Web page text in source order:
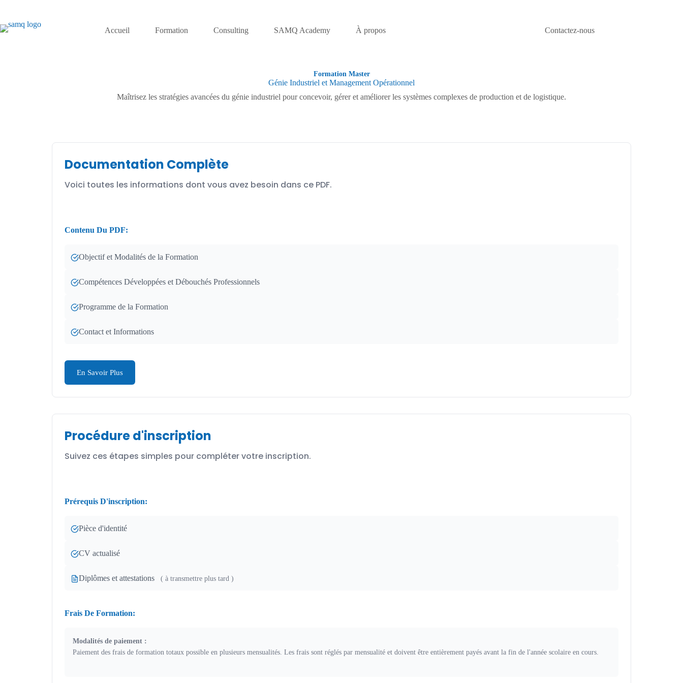
Accueil Formation Consulting SAMQ Academy À propos Contactez-nous
Formation Master
Génie Industriel et Management Opérationnel
Maîtrisez les stratégies avancées du génie industriel pour concevoir, gérer et améliorer les systèmes complexes de production et de logistique.
Documentation Complète
Voici toutes les informations dont vous avez besoin dans ce PDF.
Contenu Du PDF:
Objectif et Modalités de la Formation
Compétences Développées et Débouchés Professionnels
Programme de la Formation
Contact et Informations
En Savoir Plus
Procédure d'inscription
Suivez ces étapes simples pour compléter votre inscription.
Prérequis D'inscription:
Pièce d'identité
CV actualisé
Diplômes et attestations ( à transmettre plus tard )
Frais De Formation:
Modalités de paiement :
Paiement des frais de formation totaux possible en plusieurs mensualités. Les frais sont réglés par mensualité et doivent être entièrement payés avant la fin de l'année scolaire en cours.